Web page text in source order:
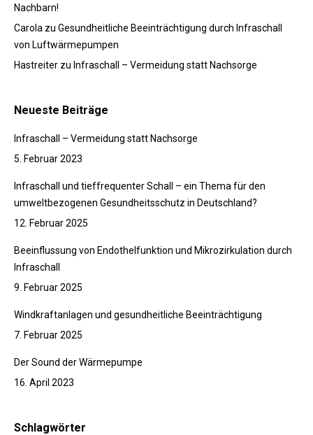
Nachbarn!
Carola zu Gesundheitliche Beeinträchtigung durch Infraschall
von Luftwärmepumpen
Hastreiter zu Infraschall – Vermeidung statt Nachsorge
Neueste Beiträge
Infraschall – Vermeidung statt Nachsorge
5. Februar 2023
Infraschall und tieffrequenter Schall – ein Thema für den
umweltbezogenen Gesundheitsschutz in Deutschland?
12. Februar 2025
Beeinflussung von Endothelfunktion und Mikrozirkulation durch
Infraschall
9. Februar 2025
Windkraftanlagen und gesundheitliche Beeinträchtigung
7. Februar 2025
Der Sound der Wärmepumpe
16. April 2023
Schlagwörter